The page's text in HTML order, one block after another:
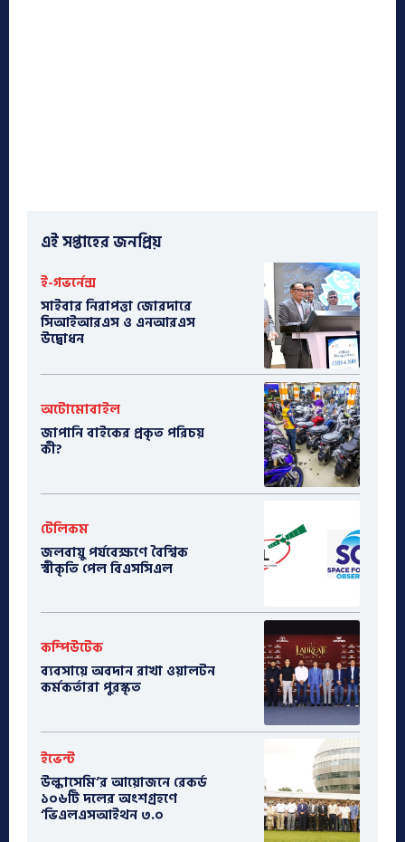
এই সপ্তাহের জনপ্রিয়
ই-গভর্নেন্স
সাইবার নিরাপত্তা জোরদারে
সিআইআরএস ও এনআরএস
উদ্বোধন
অটোমোবাইল
​জাপানি বাইকের প্রকৃত পরিচয়
কী?
টেলিকম
জলবায়ু পর্যবেক্ষণে বৈশ্বিক
স্বীকৃতি পেল বিএসসিএল
কম্পিউটেক
ব্যবসায়ে অবদান রাখা ওয়ালটন
কর্মকর্তারা পুরস্কৃত
ইভেন্ট
উল্কাসেমি’র আয়োজনে রেকর্ড
১০৬টি দলের অংশগ্রহণে
‘ভিএলএসআইথন ৩.০